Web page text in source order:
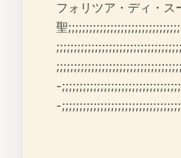
フォリツア・ディ・ス
聖
-
-